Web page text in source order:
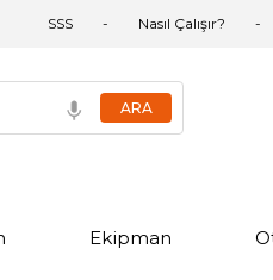
SSS Nasıl Çalışır?
Ekipman